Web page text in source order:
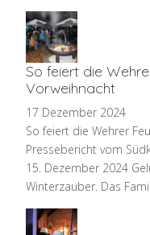
So feiert die
Vorweihnacht
17 Dezember 2024
So feiert die Wehrer
Pressebericht vom
15. Dezember 2024
Winterzauber. Das